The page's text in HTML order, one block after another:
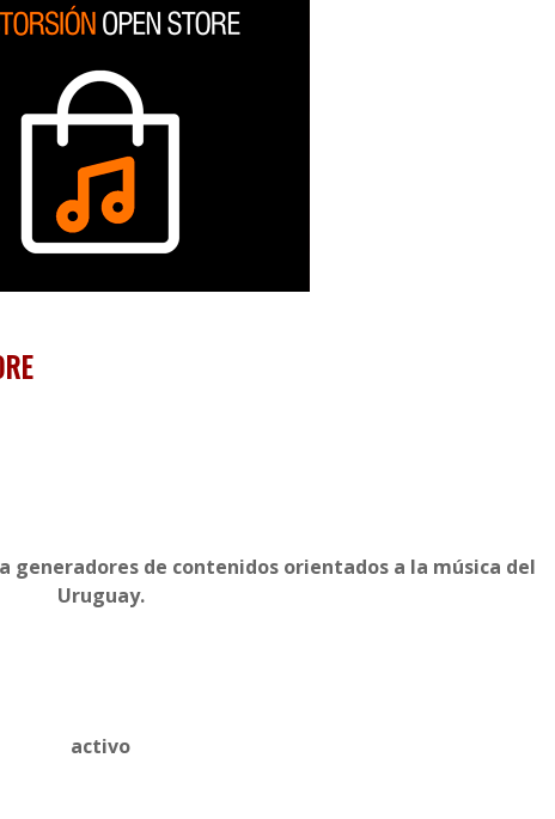
generadores de contenidos orientados a la música del
Uruguay.
activo